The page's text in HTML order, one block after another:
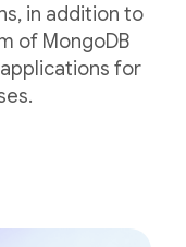
in addition to
of MongoDB
for